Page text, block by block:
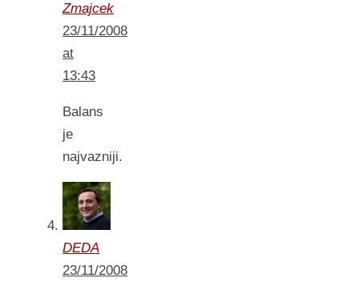
Zmajcek
23/11/2008
at
13:43
Balans
je
najvazniji.
DEDA
23/11/2008